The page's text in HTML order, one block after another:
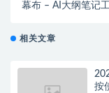
幕布 – AI大纲笔记
相关文章
按